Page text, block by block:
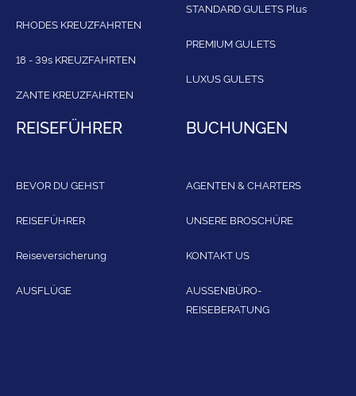
RHODES KREUZFAHRTEN
18 - 39s KREUZFAHRTEN
ZANTE KREUZFAHRTEN
STANDARD GULETS Plus
PREMIUM GULETS
LUXUS GULETS
REISEFÜHRER
BEVOR DU GEHST
REISEFÜHRER
Reiseversicherung
AUSFLÜGE
BUCHUNGEN
AGENTEN & CHARTERS
UNSERE BROSCHÜRE
KONTAKT US
AUSSENBÜRO-
REISEBERATUNG